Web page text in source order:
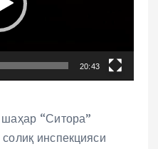
20:43
“Ситора”
инспекцияси